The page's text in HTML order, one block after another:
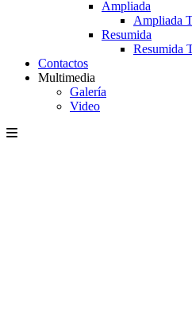
Ampliada
Ampliada
Resumida
Resumida
Contactos
Multimedia
Galería
Video